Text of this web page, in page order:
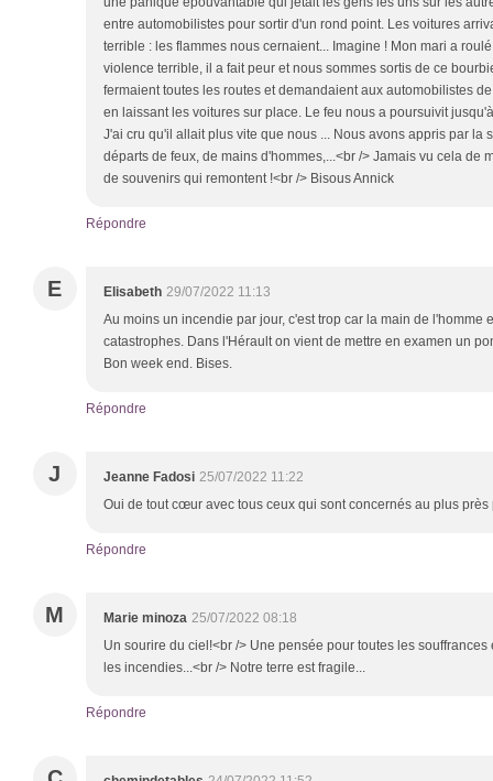
entre automobilistes pour sortir d'un rond point. Les voitures
terrible : les flammes nous cernaient... Imagine ! Mon mari a
violence terrible, il a fait peur et nous sommes sortis de ce
fermaient toutes les routes et demandaient aux automobilistes
en laissant les voitures sur place. Le feu nous a poursuivit
J'ai cru qu'il allait plus vite que nous ... Nous avons appris par la
départs de feux, de mains d'hommes,...<br /> Jamais vu cela de
de souvenirs qui remontent !<br /> Bisous Annick
Répondre
E Elisabeth 29/07/2022 11:13
Au moins un incendie par jour, c'est trop car la main de l'homme
catastrophes. Dans l'Hérault on vient de mettre en examen un
Bon week end. Bises.
Répondre
J Jeanne Fadosi 25/07/2022 11:22
Oui de tout cœur avec tous ceux qui sont concernés au plus près
Répondre
M Marie minoza 25/07/2022 08:18
Un sourire du ciel!<br /> Une pensée pour toutes les
les incendies...<br /> Notre terre est fragile...
Répondre